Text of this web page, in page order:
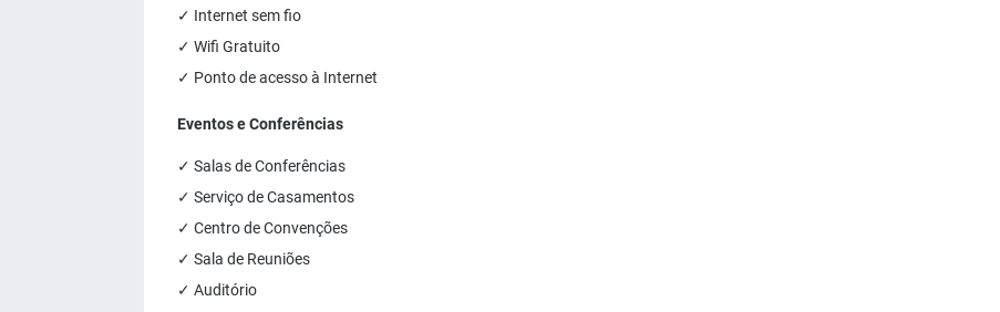
✓ Internet sem fio
✓ Wifi Gratuito
✓ Ponto de acesso à Internet
Eventos e Conferências
✓ Salas de Conferências
✓ Serviço de Casamentos
✓ Centro de Convenções
✓ Sala de Reuniões
✓ Auditório